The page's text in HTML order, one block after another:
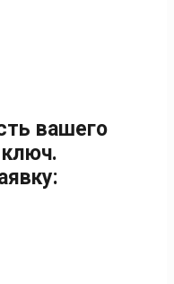
вашего